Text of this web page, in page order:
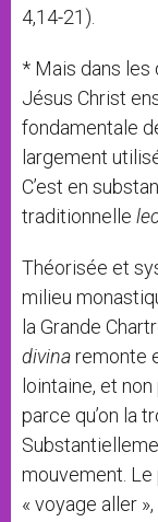
4,14-21).
* Mais dans les
Jésus Christ
fondamentale
largement
C’est en
traditionnelle
Théorisée et
milieu
la Grande
divinaremonte
lointaine, et
parce qu’on la
mouvement.
« voyage aller